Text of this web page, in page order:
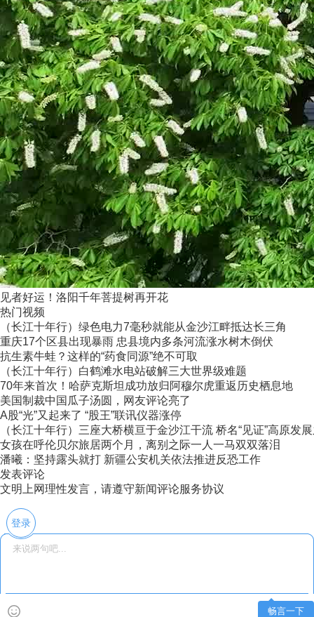
见者好运！洛阳千年菩提树再开花
热门视频
（长江十年行）绿色电力7毫秒就能从金沙江畔抵达长三角
重庆17个区县出现暴雨 忠县境内多条河流涨水树木倒伏
抗生素牛蛙？这样的“药食同源”绝不可取
（长江十年行）白鹤滩水电站破解三大世界级难题
70年来首次！哈萨克斯坦成功放归阿穆尔虎重返历史栖息地
美国制裁中国瓜子汤圆，网友评论亮了
A股“光”又起来了 “股王”联讯仪器涨停
（长江十年行）三座大桥横亘于金沙江干流 桥名“见证”高原发
女孩在呼伦贝尔旅居两个月，离别之际一人一马双双落泪
潘曦：坚持露头就打 新疆公安机关依法推进反恐工作
发表评论
文明上网理性发言，请遵守新闻评论服务协议
登录
畅言一下